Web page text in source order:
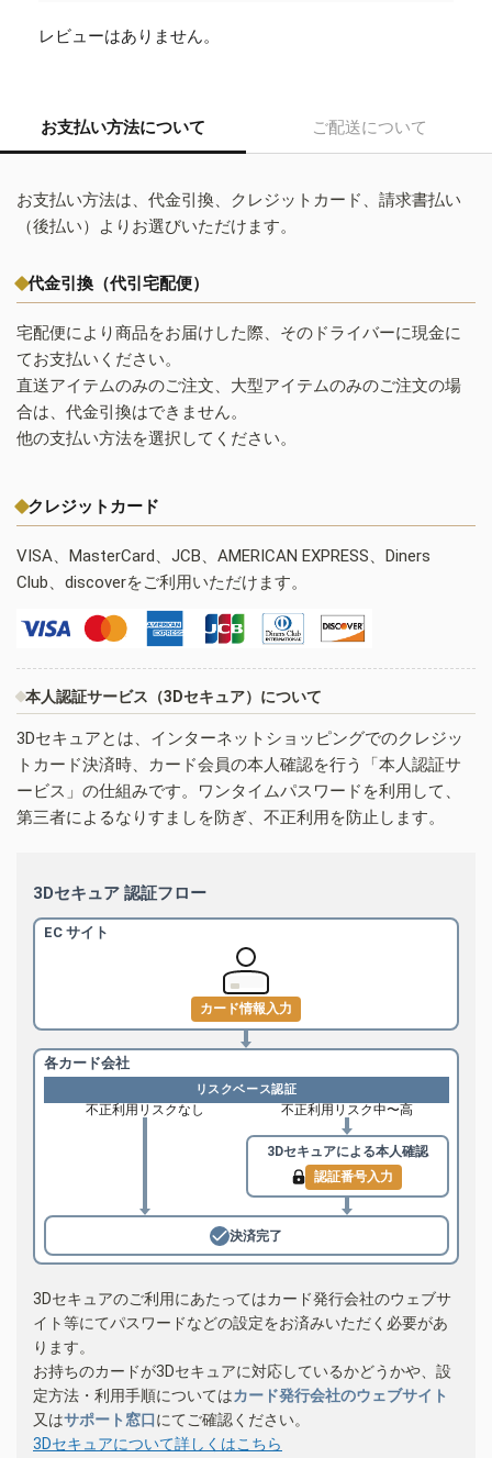
レビューはありません。
お支払い方法について ご配送について
お支払い方法は、代金引換、クレジットカード、請求書払い
（後払い）よりお選びいただけます。
代金引換（代引宅配便）
宅配便により商品をお届けした際、そのドライバーに現金に
てお支払いください。
直送アイテムのみのご注文、大型アイテムのみのご注文の場
合は、代金引換はできません。
他の支払い方法を選択してください。
クレジットカード
VISA、MasterCard、JCB、AMERICAN EXPRESS、Diners
Club、discoverをご利用いただけます。
本人認証サービス（3Dセキュア）について
3Dセキュアとは、インターネットショッピングでのクレジッ
トカード決済時、カード会員の本人確認を行う「本人認証サ
ービス」の仕組みです。ワンタイムパスワードを利用して、
第三者によるなりすましを防ぎ、不正利用を防止します。
3Dセキュア 認証フロー
EC サイト
カード情報入力
各カード会社
リスクベース認証
不正利用リスクなし 不正利用リスク中〜高
3Dセキュアによる本人確認
認証番号入力
決済完了
3Dセキュアのご利用にあたってはカード発行会社のウェブサ
イト等にてパスワードなどの設定をお済みいただく必要があ
ります。
お持ちのカードが3Dセキュアに対応しているかどうかや、設
定方法・利用手順についてはカード発行会社のウェブサイト
又はサポート窓口にてご確認ください。
3Dセキュアについて詳しくはこちら